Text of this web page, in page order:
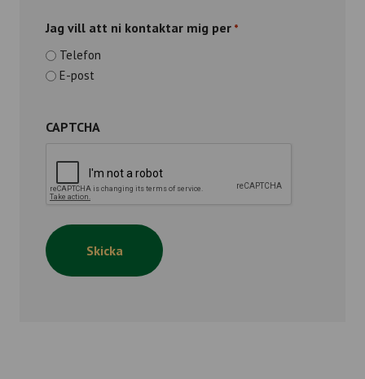
Jag vill att ni kontaktar mig per *
Telefon
E-post
CAPTCHA